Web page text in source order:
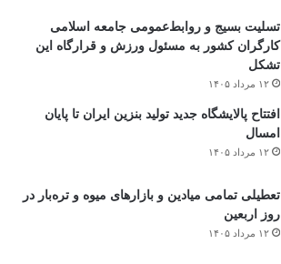
تسلیت بسیج و روابط‌عمومی جامعه اسلامی
کارگران کشور به مسئول ورزش و قرارگاه این
تشکل
۱۲ مرداد ۱۴۰۵
افتتاح ‌پالایشگاه جدید تولید بنزین ایران تا پایان
امسال
۱۲ مرداد ۱۴۰۵
تعطیلی تمامی میادین و بازارهای میوه و تره‌بار در
روز اربعین
۱۲ مرداد ۱۴۰۵